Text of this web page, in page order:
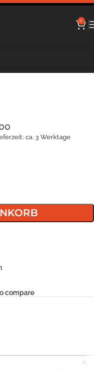
0
ca. 3 Werktage
compare